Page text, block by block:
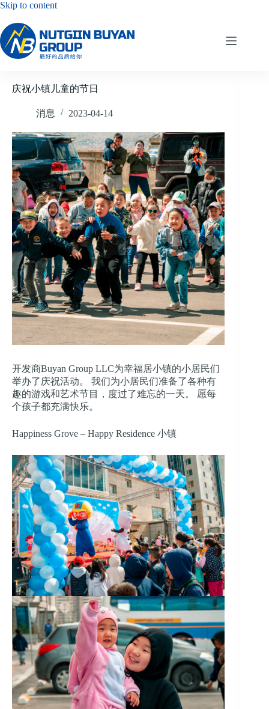
Skip to contentSkip
庆祝小镇儿童的节日
消息 2023-04-14
开发商Buyan Group LLC为幸福居小镇的小居民们
举办了庆祝活动。 我们为小居民们准备了各种有
趣的游戏和艺术节目，度过了难忘的一天。 愿每
个孩子都充满快乐。
Happiness Grove – Happy Residence 小镇